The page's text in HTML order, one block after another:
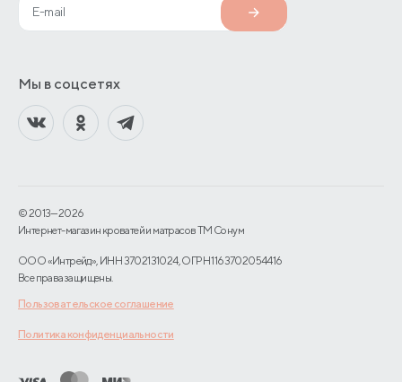
Мы в соцсетях
© 2013—2026
Интернет-магазин кроватей и матрасов TM Сонум
ООО «Интрейд», ИНН 3702131024, ОГРН 1163702054416
Все права защищены.
Пользовательское соглашение
Политика конфиденциальности